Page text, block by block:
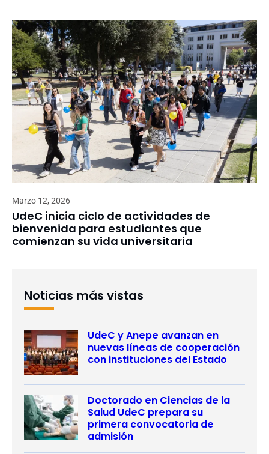
Marzo 12, 2026
UdeC inicia ciclo de actividades de
bienvenida para estudiantes que
comienzan su vida universitaria
Noticias más vistas
UdeC y Anepe avanzan en
nuevas líneas de cooperación
con instituciones del Estado
Doctorado en Ciencias de la
Salud UdeC prepara su
primera convocatoria de
admisión